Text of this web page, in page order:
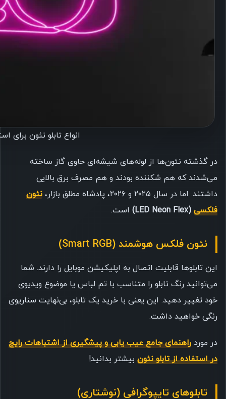
انواع تابلو نئون برای
در گذشته نئون‌ها از لوله‌های شیشه‌ای حاوی گاز ساخته
می‌شدند که هم شکننده بودند و هم مصرف برق بالایی
داشتند. اما در سال ۲۰۲۵ و ۲۰۲۶، پادشاه مطلق بازار،
نئون
فلکسی (LED Neon Flex) است.
نئون فلکس هوشمند (Smart RGB)
این تابلوها قابلیت اتصال به اپلیکیشن موبایل را دارند. شما
می‌توانید رنگ تابلو را متناسب با تم لباس یا موضوع ویدیوی
خود تغییر دهید. این یعنی با خرید یک تابلو، بی‌نهایت سناریوی
رنگی خواهید داشت.
در مورد راهنمای جامع عیب یابی و پیشگیری از اشتباهات رایج
در استفاده از تابلو نئون بیشتر بدانید!
تابلوهای تایپوگرافی (نوشتاری)